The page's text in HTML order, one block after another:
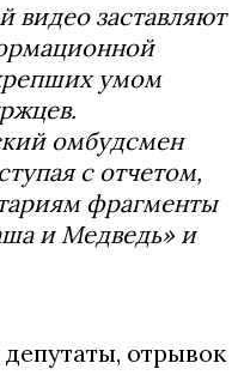
видео заставляют
умом
омбудсмен
с отчетом,
фрагменты
и Медведь» и
отрывок